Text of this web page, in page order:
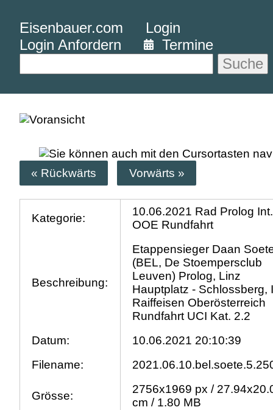
Eisenbauer.com
Login
Login Anfordern
Termine
Suche
« Rückwärts Vorwärts »
Kategorie:
10.06.2021 Rad Prolog Int.
OOE Rundfahrt
Beschreibung:
Etappensieger Daan
(BEL, De Stoempersclub
Leuven) Prolog, Linz
Hauptplatz - Schlossberg,
Raiffeisen Oberösterreich
Rundfahrt UCI Kat. 2.2
Datum:
10.06.2021 20:10:39
Filename:
Grösse:
2756x1969 px /
cm / 1.80 MB